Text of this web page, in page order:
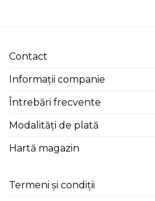
Contact
Informații companie
Întrebări frecvente
Modalități de plată
Hartă magazin
Termeni și condiții